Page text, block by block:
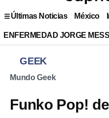
Últimas Noticias México
ENFERMEDAD JORGE MESSI
GEEK
Mundo Geek
Funko Pop!